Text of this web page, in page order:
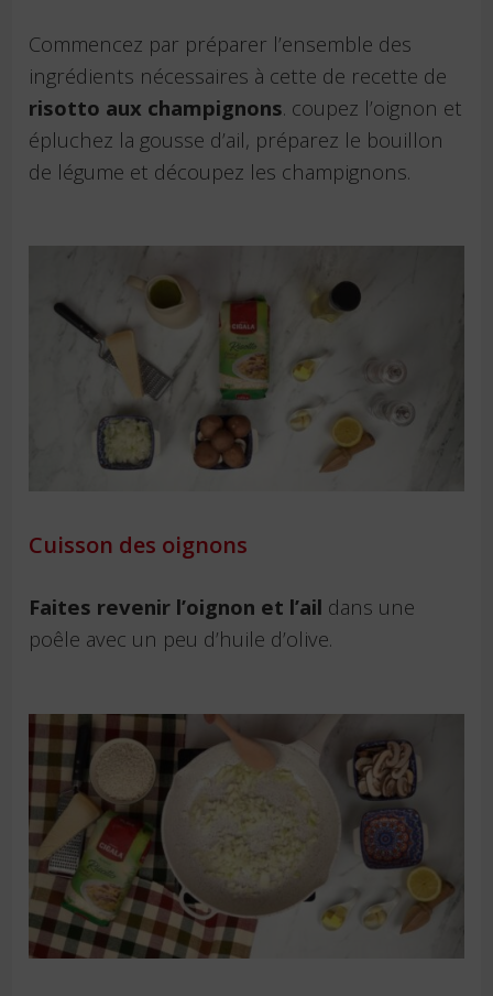
Commencez par préparer l’ensemble des
ingrédients nécessaires à cette de recette de
risotto aux champignons. coupez l’oignon et
épluchez la gousse d’ail, préparez le bouillon
de légume et découpez les champignons.
Cuisson des oignons
Faites revenir l’oignon et l’ail dans une
poêle avec un peu d’huile d’olive.